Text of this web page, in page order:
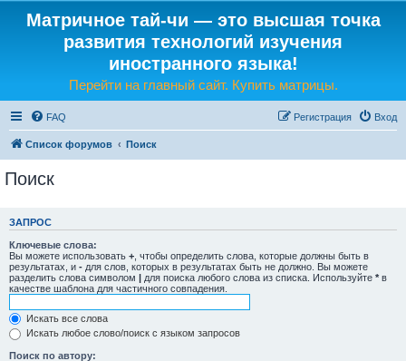
Матричное тай-чи — это высшая точка
развития технологий изучения
иностранного языка!
Перейти на главный сайт. Купить матрицы.
FAQ Вход
Регистрация
Список форумов Поиск
Поиск
ЗАПРОС
Ключевые слова:
Вы можете использовать + , чтобы определить слова, которые должны быть в
результатах, и - для слов, которых в результатах быть не должно. Вы можете
разделить слова символом | для поиска любого слова из списка. Используйте * в
качестве шаблона для частичного совпадения.
Искать все слова
Искать любое слово/поиск с языком запросов
Поиск по автору: